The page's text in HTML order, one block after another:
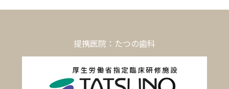
提携医院：たつの歯科